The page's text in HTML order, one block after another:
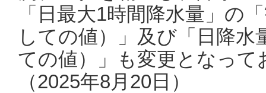
「日最大1時間降水量」の
しての値）」及び「日降
ての値）」も変更となっ
（2025年8月20日）